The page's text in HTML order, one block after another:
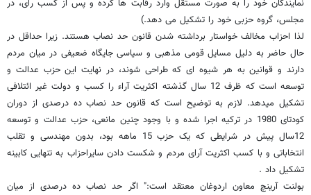
نمایندگان خود را به صورت مستقل وارد رقابت ها کرده و پس از کسب رای، در
مجلس، گروه حزبی خود را تشکیل می دهد.)
لذا احزاب مخالف خواستار برداشته شدن قانون حد نصاب هستند. زیرا حداقل در
حال حاضر به دلیل مسایل قومی مذهبی و سیاسی جایگاه ضعیفی در میان مردم
دارند و قوانین به هر شیوه ای که طراحی شوند، در نهایت این حزب عدالت و
توسعه است که ظرف 12 سال گذشته اکثریت آراء را کسب و دولت غیر ائتلافی
تشکیل میدهد. لازم به توضیح است که قانون حد نصاب ده درصدی از دوران
کودتای 1980 در ترکیه اجرا شده و با وجود چنین مانعی، حزب عدالت و توسعه
12سال پیش در شرایطی که یک حزب 15 ماهه بود، بدون مهندسی و تقلب
انتخاباتی و با کسب اکثریت آرای مردم و شکست دادن سایراحزاب به تنهایی کابینه
تشکیل داد .
بولنت آرینچ معاون اردوغان معتقد است:" اگر حد نصاب ده درصدی از میان